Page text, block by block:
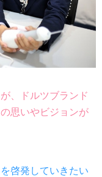
、ドルツブランド
思いやビジョンが
啓発していきたい